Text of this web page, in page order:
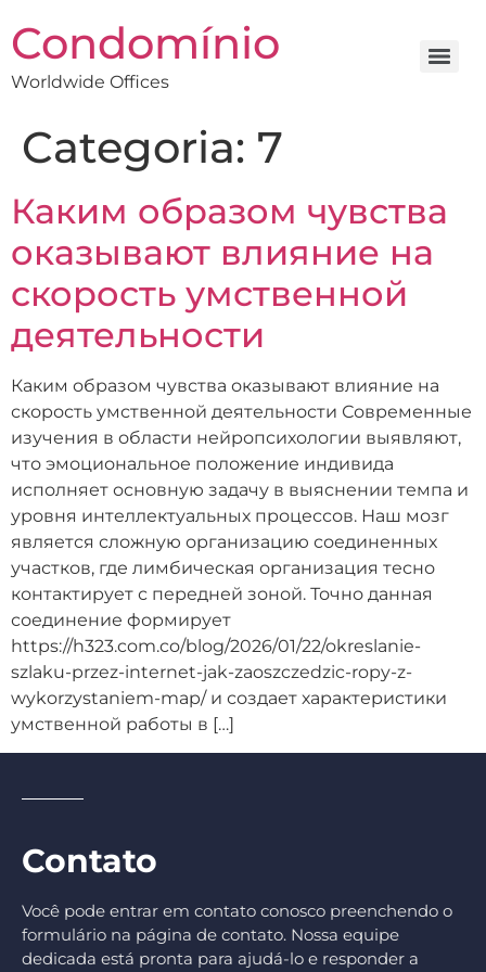
Condomínio
Worldwide Offices
Categoria: 7
Каким образом чувства
оказывают влияние на
скорость умственной
деятельности
Каким образом чувства оказывают влияние на
скорость умственной деятельности Современные
изучения в области нейропсихологии выявляют,
что эмоциональное положение индивида
исполняет основную задачу в выяснении темпа и
уровня интеллектуальных процессов. Наш мозг
является сложную организацию соединенных
участков, где лимбическая организация тесно
контактирует с передней зоной. Точно данная
соединение формирует
https://h323.com.co/blog/2026/01/22/okreslanie-
szlaku-przez-internet-jak-zaoszczedzic-ropy-z-
wykorzystaniem-map/ и создает характеристики
умственной работы в […]
Contato
Você pode entrar em contato conosco preenchendo o
formulário na página de contato. Nossa equipe
dedicada está pronta para ajudá-lo e responder a